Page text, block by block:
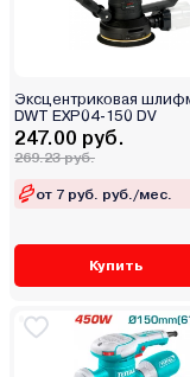
Эксцентриковая
DWT EXP04-150 DV
247.00 руб.
269.23 руб.
от 7 руб. руб./мес.
Купить